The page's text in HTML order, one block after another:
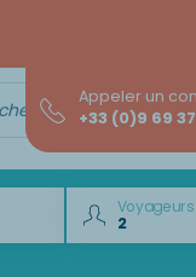
avec l'assistant...
Appeler un
+33 (0)9 69
Voyageurs